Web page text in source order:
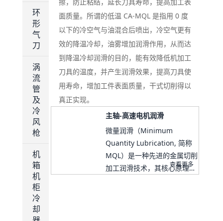
环
形
气
刀
涡
流
管
及
冷
风
枪
机
箱
机
柜
冷
却
面质量。所谓的低温 CA-MQL 是指用 0 度
以下的冷空气与油混合后喷出，冷空气更有
效的降温冷却，油雾增加润滑作用，从而达
到降温冷却润滑的目的，能有效降低机加工
刀具的温度，并产生润滑效果，提高刀具使
用寿命，增加工件表面质量，干式切削得以
真正实现。
主轴-高速电机润滑
微量润滑（Minimum
Quantity Lubrication, 简称
MQL）是一种先进的金属切削
加工润滑技术，其核心原理是
查看更多